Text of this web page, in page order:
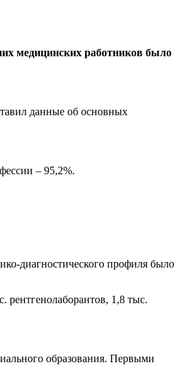
медицинских работников было
данные об основных
– 95,2%.
диагностического профиля было
рентгенолаборантов, 1,8 тыс.
образования. Первыми